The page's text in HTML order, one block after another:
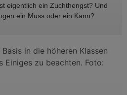
eigentlich ein Zuchthengst? Und
ein Muss oder ein Kann?